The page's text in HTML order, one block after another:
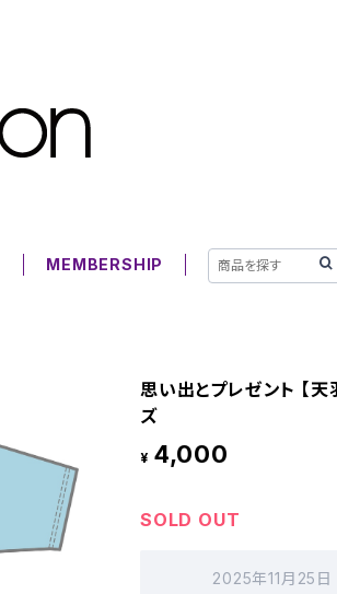
MEMBERSHIP
思い出とプレゼント 【
ズ
¥ 4,000
SOLD OUT
2025年11月25